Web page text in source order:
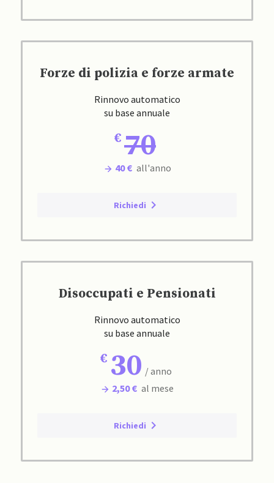
Forze di polizia e forze armate
Rinnovo automatico
su base annuale
70
40 € all'anno
Richiedi
Disoccupati e Pensionati
Rinnovo automatico
su base annuale
30 / anno
2,50 € al mese
Richiedi